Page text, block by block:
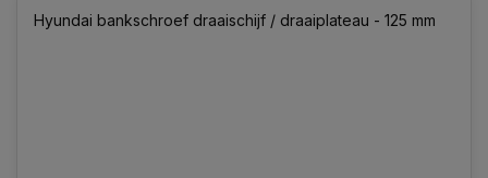
Hyundai bankschroef draaischijf / draaiplateau - 125 mm